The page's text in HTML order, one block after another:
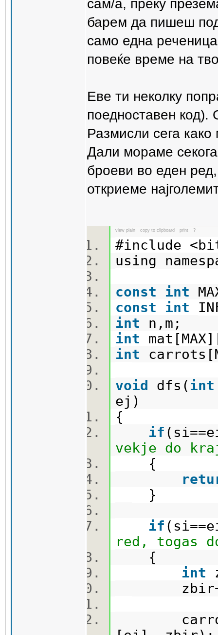
сам/а, преку
барем да пишеш
само една
повеќе време на
Еве ти неколку
поедноставен
Размисли сега
Дали мораме
броеви во еден
откриеме
view plain copy to clipboard print ?
#include
using
const
int
const
int
int n,m;
int
int
void dfs( int
ej)
{
if
vekje do
{
}
if
red, togas
{
int